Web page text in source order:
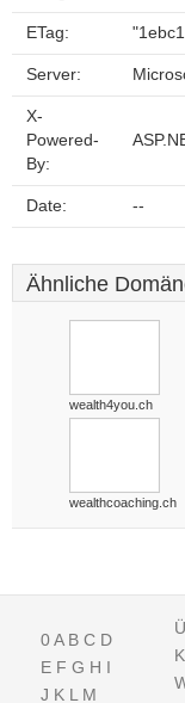
ETag:
Server:
X-
Powered-
By:
Date: --
Ähnliche
wealth4you.ch
wealthcoaching.ch
0A B C D
E F G H I
J K L M